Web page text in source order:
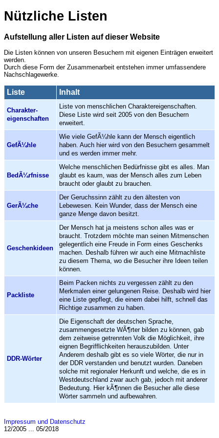
Nützliche Listen
Aufstellung aller Listen auf dieser Website
Die Listen können von unseren Besuchern mit eigenen Einträgen erweitert
werden.
Durch diese Form der Zusammenarbeit entstehen immer umfassendere
Nachschlagewerke.
Liste Inhalt
Charakter­
eigenschaften
Liste von menschlichen Charaktereigenschaften.
Diese Liste wird seit 2005 von den Besuchern
erweitert.
GefÃ¼hle
Wie viele GefÃ¼hle kann der Mensch eigentlich
haben. Auch hier wird von den Besuchern gesammelt
und es werden immer mehr.
BedÃ¼rfnisse
Welche menschlichen Bedürfnisse gibt es alles. Man
glaubt es kaum, was der Mensch alles zum Leben
braucht oder glaubt zu brauchen.
GerÃ¼che
Der Geruchssinn zählt zu den ältesten von
Lebewesen. Kein Wunder, dass der Mensch eine
ganze Menge davon besitzt.
Geschenkideen
Der Mensch hat ja meistens schon alles was er
braucht. Trotzdem möchte man seinen Mitmenschen
gelegentlich eine Freude in Form eines Geschenks
machen. Deshalb führen wir auch eine Mitmachliste
zu diesem Thema, wo die Besucher ihre Ideen teilen
können.
Packliste
Beim Packen nichts zu vergessen zählt zu den
Merkmalen einer gelungenen Reise. Deshalb wird hier
eine Liste gepflegt, die einem dabei hilft, schnell das
Richtige zusammen zu haben.
DDR-Wörter
Die Eigenschaft der deutschen Sprache,
zusammengesetzte WÃ¶rter bilden zu können, gab
dem zeitweise getrennten Volk die Möglichkeit, ihre
eignen Begrifflichkeiten herauszubilden. Unter
Anderem deshalb gibt es so viele Wörter, die nur in
der DDR verstanden und benutzt wurden. Daneben
solche mit regionaler Herkunft und welche, die es in
Westdeutschland zwar auch gab, jedoch mit anderer
Bedeutung. Hier kÃ¶nnen die Besucher alle diese
Wörter sammeln und aufbewahren.
Impressum und Datenschutz
12/2005 ... 05/2018